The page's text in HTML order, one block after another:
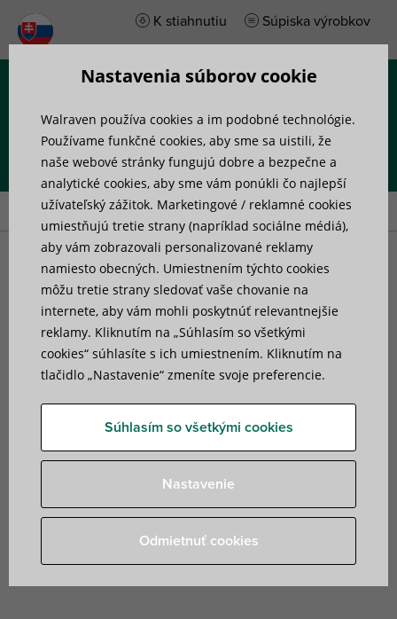
K stiahnutiu Súpiska výrobkov
Úvod»Výrobky»Kotvy a upevňovacie prvky»Kotvy
Kotvy
Naše kotvy pre vysoké zaťaženie predstavujú širokú škálu
mechanických a chemických kotiev schválených ETA,
doplnenú o špecializovaný softvér na výpočet kotiev a
technické poradenstvo Walraven na vyžiadanie. Naše
produkty pokrývajú široké spektrum aplikácií
v popraskanom i neporušenom betóne, murive a
seizmických prostrediach, ponúkajú vynikajúci výkon, sú
40 nájdených produktov
Nastavenia súborov cookie
Walraven používa cookies a im podobné technológie.
Používame funkčné cookies, aby sme sa uistili, že
naše webové stránky fungujú dobre a bezpečne a
analytické cookies, aby sme vám ponúkli čo najlepší
užívateľský zážitok. Marketingové / reklamné cookies
umiestňujú tretie strany (napríklad sociálne médiá),
aby vám zobrazovali personalizované reklamy
namiesto obecných. Umiestnením týchto cookies
môžu tretie strany sledovať vaše chovanie na
internete, aby vám mohli poskytnúť relevantnejšie
reklamy. Kliknutím na „Súhlasím so všetkými
cookies“ súhlasíte s ich umiestnením. Kliknutím na
tlačidlo „Nastavenie“ zmeníte svoje preferencie.
Súhlasím so všetkými cookies
Nastavenie
Odmietnuť cookies